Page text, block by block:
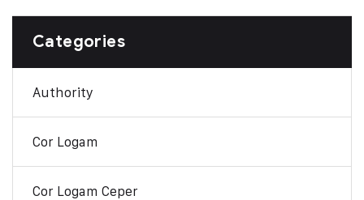
Categories
Authority
Cor Logam
Cor Logam Ceper